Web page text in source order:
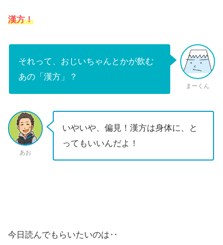
漢方！
それって、おじいちゃんとかが飲む
あの「漢方」？
まーくん
あお
いやいや、偏見！漢方は身体に、と
ってもいいんだよ！
今日読んでもらいたいのは‥